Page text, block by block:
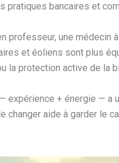
pratiques bancaires et
professeur, une médecin
et éoliens sont plus
la protection active de la
expérience + énergie — a
aide à garder le